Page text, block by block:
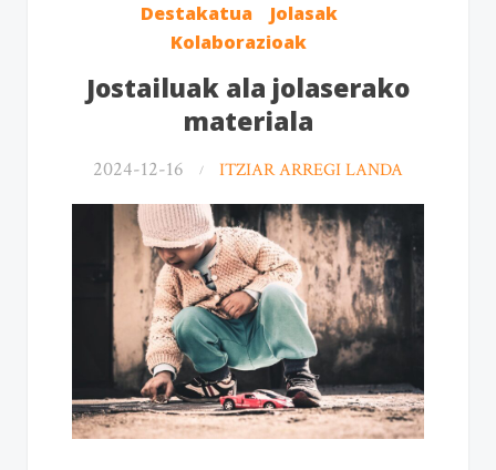
Destakatua
Jolasak
Kolaborazioak
Jostailuak ala jolaserako
materiala
2024-12-16 ITZIAR ARREGI LANDA